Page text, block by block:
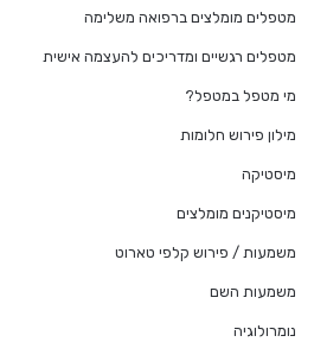
מטפלים מומלצים ברפואה משלימה
מטפלים רגשיים ומדריכים להעצמה אישית
מי מטפל במטפל?
מילון פירוש חלומות
מיסטיקה
מיסטיקנים מומלצים
משמעות / פירוש קלפי טארוט
משמעות השם
נומרולוגיה